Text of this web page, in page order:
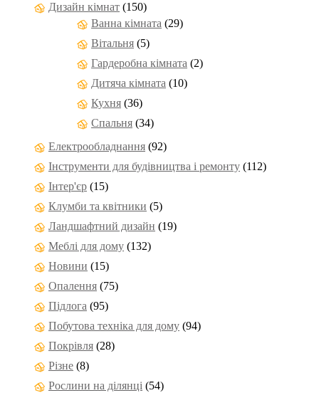
Дизайн кімнат (150)
Ванна кімната (29)
Вітальня (5)
Гардеробна кімната (2)
Дитяча кімната (10)
Кухня (36)
Спальня (34)
Електрообладнання (92)
Інструменти для будівництва і ремонту (112)
Інтер'єр (15)
Клумби та квітники (5)
Ландшафтний дизайн (19)
Меблі для дому (132)
Новини (15)
Опалення (75)
Підлога (95)
Побутова техніка для дому (94)
Покрівля (28)
Різне (8)
Рослини на ділянці (54)